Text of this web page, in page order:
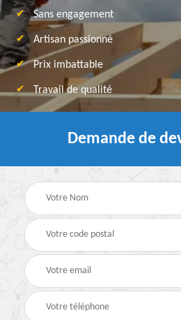
Sans engagement
Artisan passionné
Prix imbattable
Travail de qualité
Demande de